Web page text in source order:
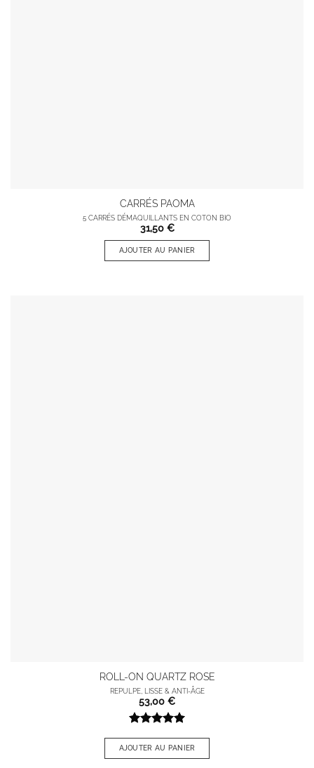
CARRÉS PAOMA
31,50 €
5 CARRÉS DÉMAQUILLANTS EN COTON BIO
AJOUTER AU PANIER
ROLL-ON QUARTZ ROSE
5
53,00 €
REPULPE, LISSE & ANTI-ÂGE
AJOUTER AU PANIER